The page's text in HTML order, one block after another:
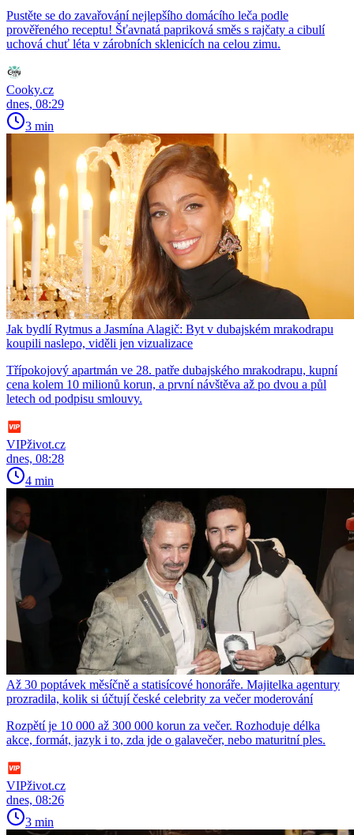
Pustěte se do zavařování nejlepšího domácího leča podle
prověřeného receptu! Šťavnatá papriková směs s rajčaty a cibulí
uchová chuť léta v zárobních sklenicích na celou zimu.
Cooky.cz
dnes, 08:29
3 min
Jak bydlí Rytmus a Jasmína Alagič: Byt v dubajském mrakodrapu
koupili naslepo, viděli jen vizualizace
Třípokojový apartmán ve 28. patře dubajského mrakodrapu, kupní
cena kolem 10 milionů korun, a první návštěva až po dvou a půl
letech od podpisu smlouvy.
VIPživot.cz
dnes, 08:28
4 min
Až 30 poptávek měsíčně a statisícové honoráře. Majitelka agentury
prozradila, kolik si účtují české celebrity za večer moderování
Rozpětí je 10 000 až 300 000 korun za večer. Rozhoduje délka
akce, formát, jazyk i to, zda jde o galavečer, nebo maturitní ples.
VIPživot.cz
dnes, 08:26
3 min